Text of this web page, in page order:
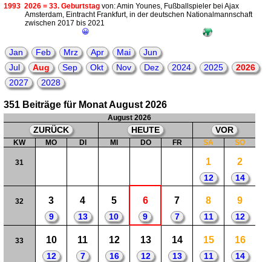
1993 2026 = 33. Geburtstag von: Amin Younes, Fußballspieler bei Ajax
Amsterdam, Eintracht Frankfurt, in der deutschen Nationalmannschaft
zwischen 2017 bis 2021
😀
Jan Feb Mrz Apr Mai
Jun
Jul
Aug Sep Okt Nov Dez 2024 2025
2026
2027
2028
351 Beiträge für Monat August 2026
August 2026
ZURÜCK HEUTE VOR
KW MO DI MI DO FR SA SO
31 1
12
2
14
32 3
9
4
13
5
10
6
9
7
7
8
11
9
12
33 10
12
11
7
12
16
13
12
14
13
15
11
16
14